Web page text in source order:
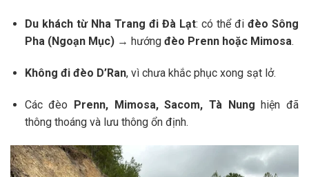
Du khách từ Nha Trang đi Đà Lạt: có thể đi đèo Sông
Pha (Ngoạn Mục)→ hướng đèo Prenn hoặc Mimosa.
Không đi đèo D’Ran, vì chưa khắc phục xong sạt lở.
Các đèo Prenn, Mimosa, Sacom, Tà Nung hiện đã
thông thoáng và lưu thông ổn định.